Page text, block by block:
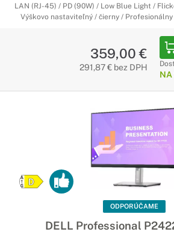
LAN (RJ-45) / PD (90W) / Low Blue Light /
Výškovo nastaviteľný / čierny /
359,00 €
291,87 € bez DPH
NA
ODPORÚČAME
DELL Professional